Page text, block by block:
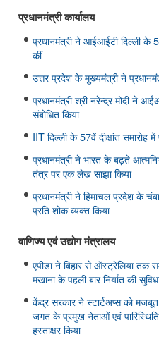
प्रधानमंत्री कार्यालय
प्रधानमंत्री ने आईआईटी दिल्ली के
कीं
उत्तर प्रदेश के मुख्यमंत्री ने
प्रधानमंत्री श्री नरेन्द्र मोदी ने
संबोधित किया
IIT दिल्ली के 57वें दीक्षांत समारोह
प्रधानमंत्री ने भारत के बढ़ते
तंत्र पर एक लेख साझा किया
प्रधानमंत्री ने हिमाचल प्रदेश के
प्रति शोक व्यक्त किया
वाणिज्‍य एवं उद्योग मंत्रालय
एपीडा ने बिहार से ऑस्ट्रेलिया तक
मखाना के पहली बार निर्यात की
केंद्र सरकार ने स्टार्टअप्स को
जगत के प्रमुख नेताओं एवं
हस्ताक्षर किया